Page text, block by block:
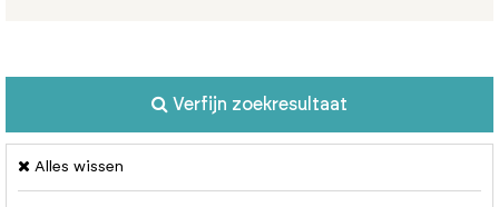
Verfijn zoekresultaat
Alles wissen